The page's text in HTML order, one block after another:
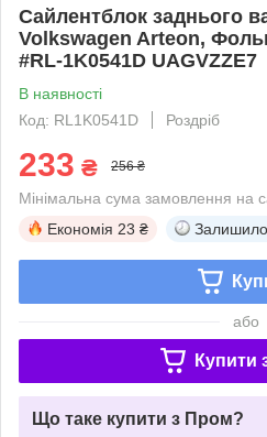
Сайлентблок заднього
Volkswagen Arteon,
#RL-1K0541D UAGVZZE7
В наявності
Код: RL1K0541D
Роздріб
233 ₴ 256 ₴
Мінімальна сума замовлення на
Економія 23 ₴
або
Купити
Що таке купити з Пром?